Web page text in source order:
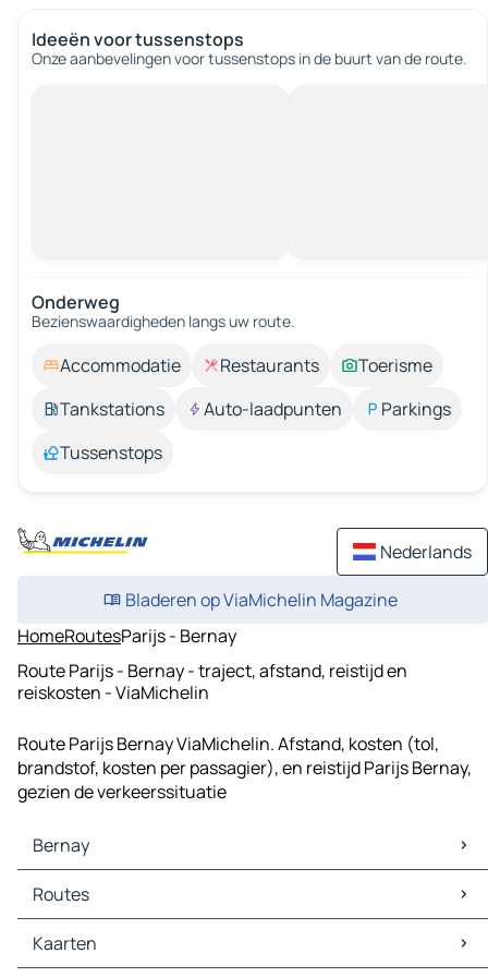
Ideeën voor tussenstops
Onze aanbevelingen voor tussenstops in de buurt van de route.
Onderweg
Bezienswaardigheden langs uw route.
Accommodatie Restaurants
Toerisme
Tankstations
Auto-laadpunten
Parkings
Tussenstops
Nederlands
Bladeren op ViaMichelin Magazine
HomeRoutesParijs - Bernay
Route Parijs - Bernay - traject, afstand, reistijd en
reiskosten - ViaMichelin
Route Parijs Bernay ViaMichelin. Afstand, kosten (tol,
brandstof, kosten per passagier), en reistijd Parijs Bernay,
gezien de verkeerssituatie
Bernay
Bernay Kaarten
Bernay Verkeer
Bernay Hotels
Bernay Restaurants
Routes
Routes Bernay - Beaumesnil
Routes Bernay - Sainte-Opportune-du-Bosc
Kaarten